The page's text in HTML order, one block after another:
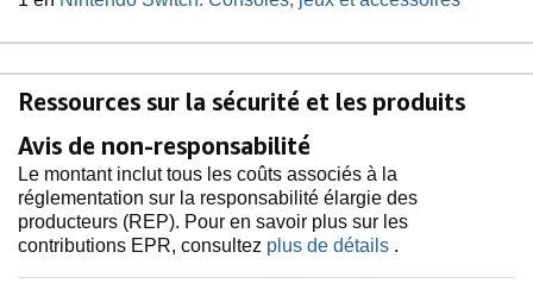
Ressources sur la sécurité et les produits
Avis de non-responsabilité
Le montant inclut tous les coûts associés à la
réglementation sur la responsabilité élargie des
producteurs (REP). Pour en savoir plus sur les
contributions EPR, consultez plus de détails .